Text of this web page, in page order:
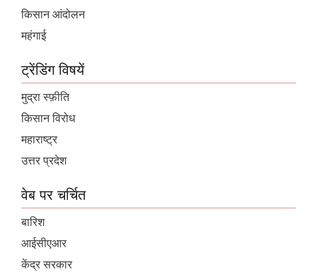
किसान आंदोलन
महंगाई
ट्रेंडिंग विषयें
मुद्रा स्फ़ीति
किसान विरोध
महाराष्ट्र
उत्तर प्रदेश
वेब पर चर्चित
बारिश
आईसीएआर
केंद्र सरकार